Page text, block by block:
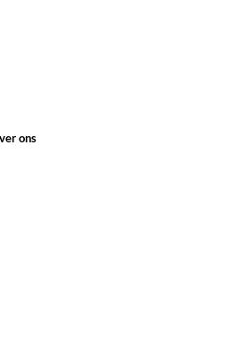
ons